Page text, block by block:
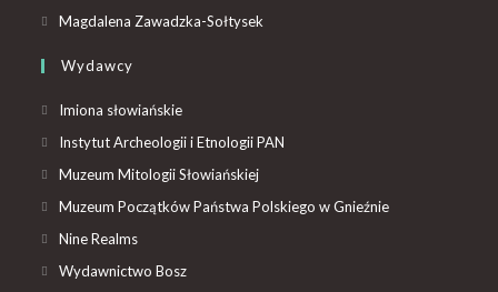
Magdalena Zawadzka-Sołtysek
Wydawcy
Imiona słowiańskie
Instytut Archeologii i Etnologii PAN
Muzeum Mitologii Słowiańskiej
Muzeum Początków Państwa Polskiego w Gnieźnie
Nine Realms
Wydawnictwo Bosz